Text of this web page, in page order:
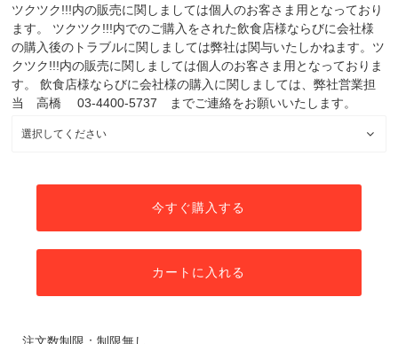
ツクツク!!!内の販売に関しましては個人のお客さま用となっており
ます。 ツクツク!!!内でのご購入をされた飲食店様ならびに会社様
の購入後のトラブルに関しましては弊社は関与いたしかねます。ツ
クツク!!!内の販売に関しましては個人のお客さま用となっておりま
す。 飲食店様ならびに会社様の購入に関しましては、弊社営業担
当 高橋 03-4400-5737 までご連絡をお願いいたします。
今すぐ購入する
カートに入れる
注文数制限：制限無し